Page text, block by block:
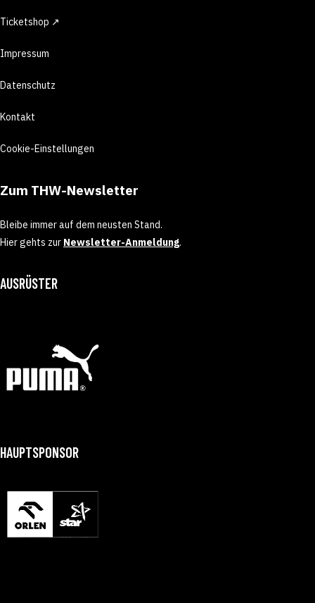
Ticketshop ↗
Impressum
Datenschutz
Kontakt
Cookie-Einstellungen
Zum THW-Newsletter
Bleibe immer auf dem neusten Stand.
Hier gehts zur Newsletter-Anmeldung.
AUSRÜSTER
HAUPTSPONSOR